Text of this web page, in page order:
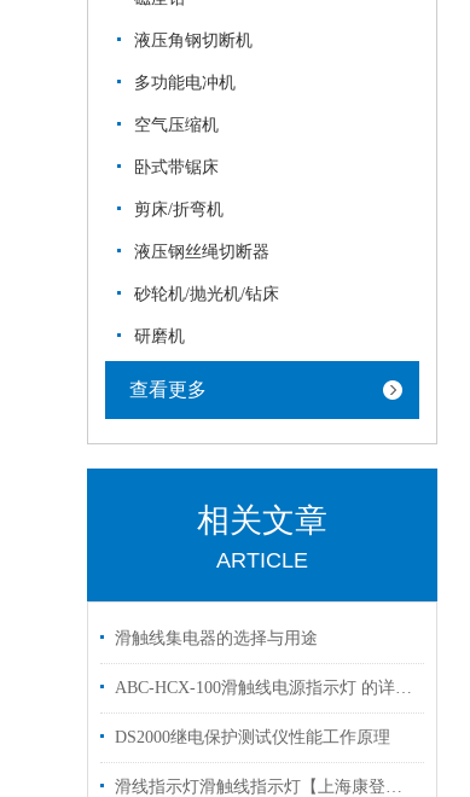
液压角钢切断机
多功能电冲机
空气压缩机
卧式带锯床
剪床/折弯机
液压钢丝绳切断器
砂轮机/抛光机/钻床
研磨机
查看更多
相关文章
ARTICLE
滑触线集电器的选择与用途
ABC-HCX-100滑触线电源指示灯 的详细介绍
DS2000继电保护测试仪性能工作原理
滑线指示灯滑触线指示灯【上海康登电气科技有限公司】